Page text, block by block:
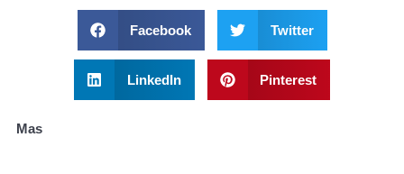
Facebook Twitter
LinkedIn Pinterest
Mas